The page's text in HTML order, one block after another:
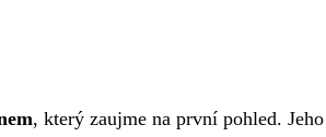
, který zaujme na první pohled. Jeho